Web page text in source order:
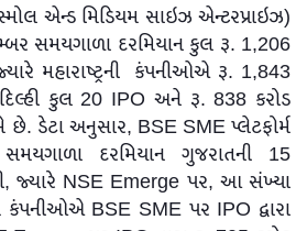
એન્ડ મિડિયમ સાઇઝ એન્ટરપ્રાઇઝ)
સમયગાળા દરમિયાન કુલ રૂ. 1,206
મહારાષ્ટ્રની કંપનીઓએ રૂ. 1,843
દિલ્હી કુલ 20 IPO અને રૂ. 838 કરોડ
છે. ડેટા અનુસાર, BSE SME પ્લેટફોર્મ
દરમિયાન ગુજરાતની 15
જ્યારે NSE Emerge પર, આ સંખ્યા
BSE SME પર IPO દ્વારા